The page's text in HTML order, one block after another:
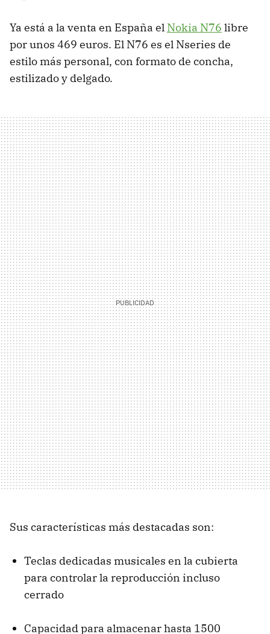
Ya está a la venta en España el Nokia N76 libre
por unos 469 euros. El N76 es el Nseries de
estilo más personal, con formato de concha,
estilizado y delgado.
Sus características más destacadas son:
Teclas dedicadas musicales en la cubierta
para controlar la reproducción incluso
cerrado
Capacidad para almacenar hasta 1500